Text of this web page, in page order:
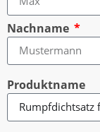
Nachname
Produktname